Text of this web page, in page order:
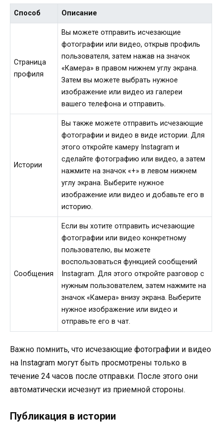
Способ Описание
Страница
профиля
Вы можете отправить исчезающие
фотографии или видео, открыв профиль
пользователя, затем нажав на значок
«Камера» в правом нижнем углу экрана.
Затем вы можете выбрать нужное
изображение или видео из галереи
вашего телефона и отправить.
Истории
Вы также можете отправить исчезающие
фотографии и видео в виде истории. Для
этого откройте камеру Instagram и
сделайте фотографию или видео, а затем
нажмите на значок «+» в левом нижнем
углу экрана. Выберите нужное
изображение или видео и добавьте его в
историю.
Сообщения
Если вы хотите отправить исчезающие
фотографии или видео конкретному
пользователю, вы можете
воспользоваться функцией сообщений
Instagram. Для этого откройте разговор с
нужным пользователем, затем нажмите на
значок «Камера» внизу экрана. Выберите
нужное изображение или видео и
отправьте его в чат.
Важно помнить, что исчезающие фотографии и видео
на Instagram могут быть просмотрены только в
течение 24 часов после отправки. После этого они
автоматически исчезнут из приемной стороны.
Публикация в истории